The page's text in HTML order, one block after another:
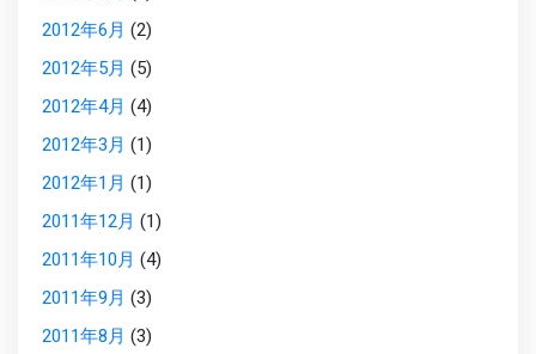
2012年6月 (2)
2012年5月 (5)
2012年4月 (4)
2012年3月 (1)
2012年1月 (1)
2011年12月 (1)
2011年10月 (4)
2011年9月 (3)
2011年8月 (3)